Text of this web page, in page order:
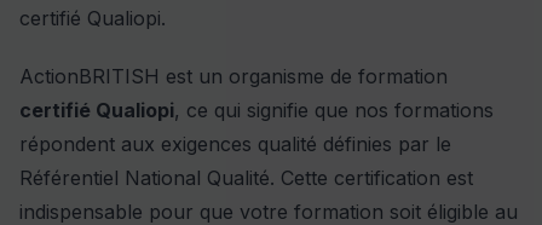
certifié Qualiopi.
ActionBRITISH est un organisme de formation
certifié Qualiopi, ce qui signifie que nos formations
répondent aux exigences qualité définies par le
Référentiel National Qualité. Cette certification est
indispensable pour que votre formation soit éligible au